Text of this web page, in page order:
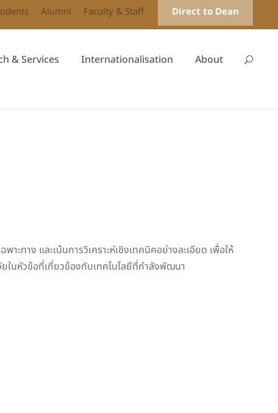
Alumni Faculty & Staff Direct to Dean
& Services Internationalisation About
ทาง และเน้นการวิเคราะห์เชิงเทคนิคอย่างละเอียด เพื่อให้
ในหัวข้อที่เกี่ยวข้องกับเทคโนโลยีที่กำลังพัฒนา